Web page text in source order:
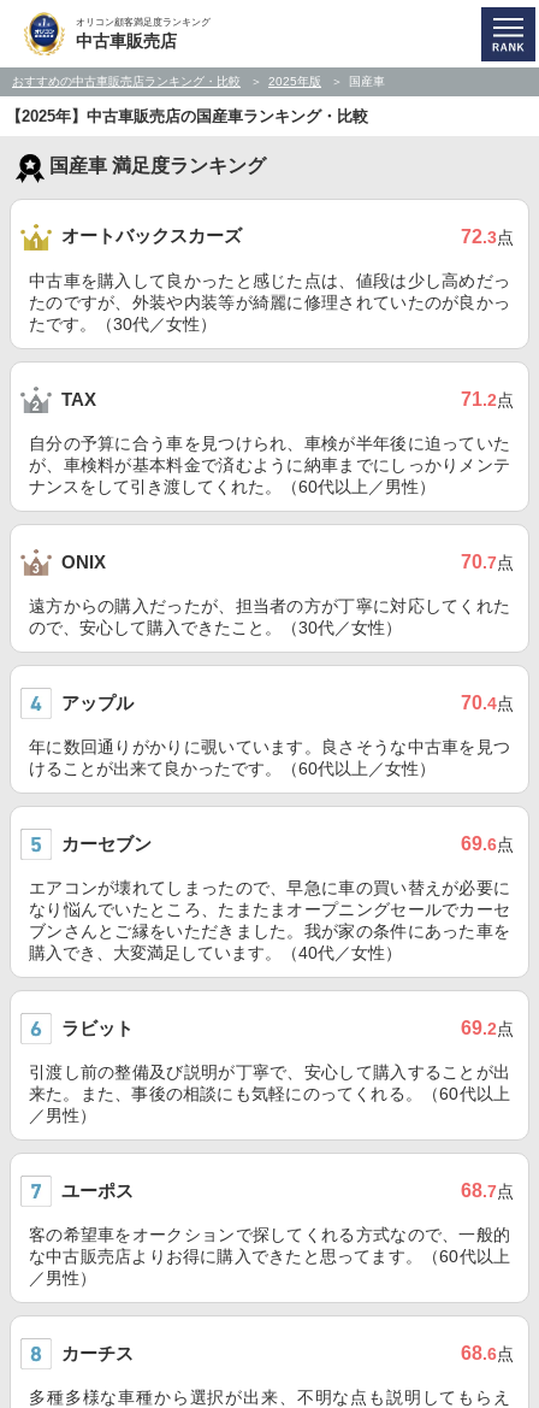
オリコン顧客満足度ランキング
中古車販売店
おすすめの中古車販売店ランキング・比較 2025年版 国産車
【2025年】中古車販売店の国産車ランキング・比較
国産車 満足度ランキング
オートバックスカーズ 72.3点
中古車を購入して良かったと感じた点は、値段は少し高めだっ
たのですが、外装や内装等が綺麗に修理されていたのが良かっ
たです。（30代／女性）
TAX 71.2点
自分の予算に合う車を見つけられ、車検が半年後に迫っていた
が、車検料が基本料金で済むように納車までにしっかりメンテ
ナンスをして引き渡してくれた。（60代以上／男性）
ONIX 70.7点
遠方からの購入だったが、担当者の方が丁寧に対応してくれた
ので、安心して購入できたこと。（30代／女性）
アップル 70.4点
年に数回通りがかりに覗いています。良さそうな中古車を見つ
けることが出来て良かったです。（60代以上／女性）
カーセブン 69.6点
エアコンが壊れてしまったので、早急に車の買い替えが必要に
なり悩んでいたところ、たまたまオープニングセールでカーセ
ブンさんとご縁をいただきました。我が家の条件にあった車を
購入でき、大変満足しています。（40代／女性）
ラビット 69.2点
引渡し前の整備及び説明が丁寧で、安心して購入することが出
来た。また、事後の相談にも気軽にのってくれる。（60代以上
／男性）
ユーポス 68.7点
客の希望車をオークションで探してくれる方式なので、一般的
な中古販売店よりお得に購入できたと思ってます。（60代以上
／男性）
カーチス 68.6点
多種多様な車種から選択が出来、不明な点も説明してもらえ